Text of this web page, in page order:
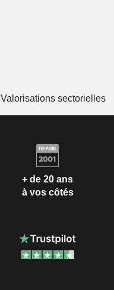
Valorisations sectorielles
+ de 20 ans
à vos côtés